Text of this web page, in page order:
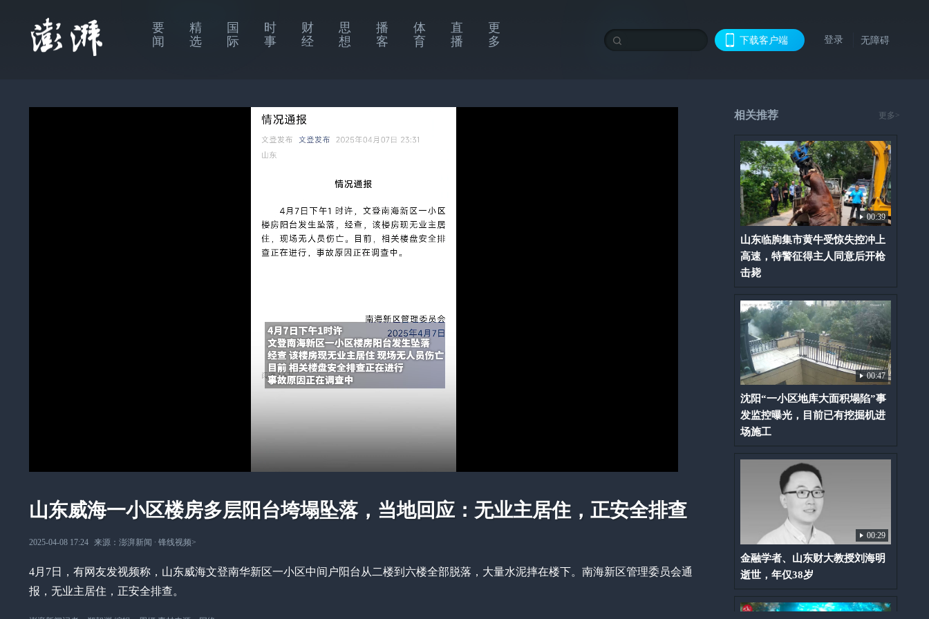
要
闻
精
选
国
际
时
事
财
经
思
想
播
客
体
育
直
播
更
多
下载客户端 登录 无障碍
山东威海一小区楼房多层阳台垮塌坠落，当地回应：无业主居住，正安全排查
2025-04-08 17:24 来源： 澎湃新闻 ∙ 锋线视频>
4月7日，有网友发视频称，山东威海文登南华新区一小区中间户阳台从二楼到六楼全部脱落，大量水泥摔在楼下。南海新区管理委员会通
报，无业主居住，正安全排查。
相关推荐 更多>
00:39
山东临朐集市黄牛受惊失控冲上
高速，特警征得主人同意后开枪
击毙
00:47
沈阳“一小区地库大面积塌陷”事
发监控曝光，目前已有挖掘机进
场施工
00:29
金融学者、山东财大教授刘海明
逝世，年仅38岁